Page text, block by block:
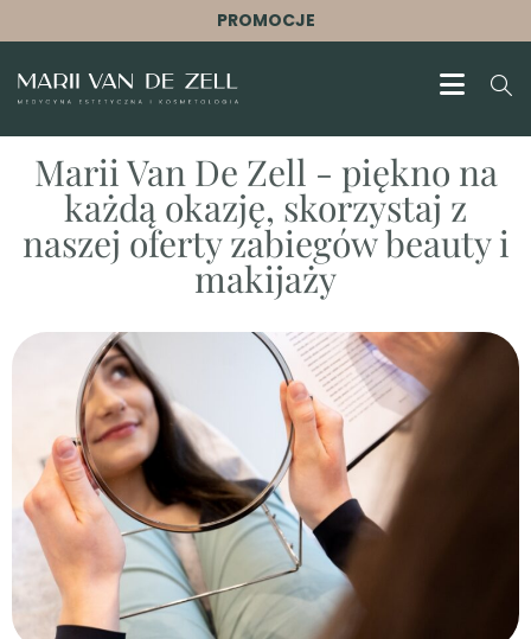
PROMOCJE
Marii Van De Zell - piękno na
każdą okazję, skorzystaj z
naszej oferty zabiegów beauty i
makijaży